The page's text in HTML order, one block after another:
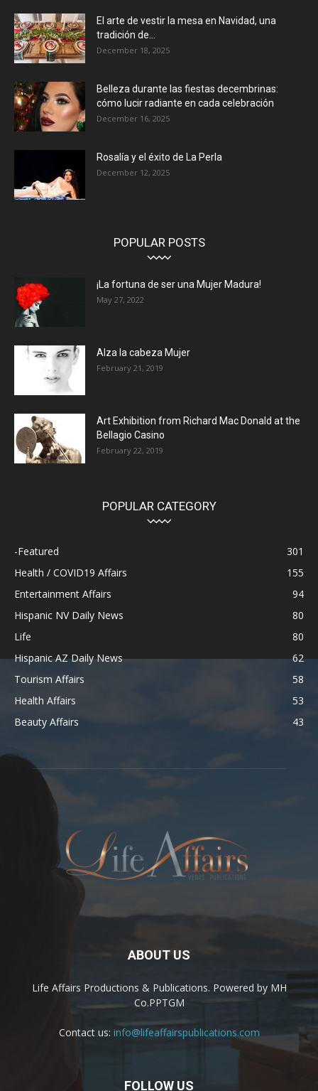
El arte de vestir la mesa en Navidad, una
tradición de...
December 18, 2025
Belleza durante las fiestas decembrinas:
cómo lucir radiante en cada celebración
December 16, 2025
Rosalía y el éxito de La Perla
December 12, 2025
POPULAR POSTS
¡La fortuna de ser una Mujer Madura!
May 27, 2022
Alza la cabeza Mujer
February 21, 2019
Art Exhibition from Richard Mac Donald at the
Bellagio Casino
February 22, 2019
POPULAR CATEGORY
-Featured
301
Health / COVID19 Affairs
155
Entertainment Affairs
94
Hispanic NV Daily News
80
Life
80
Hispanic AZ Daily News
62
Tourism Affairs
58
Health Affairs
53
Beauty Affairs
43
ABOUT US
Life Affairs Productions & Publications. Powered by MH
Co.PPTGM
Contact us: info@lifeaffairspublications.com
FOLLOW US